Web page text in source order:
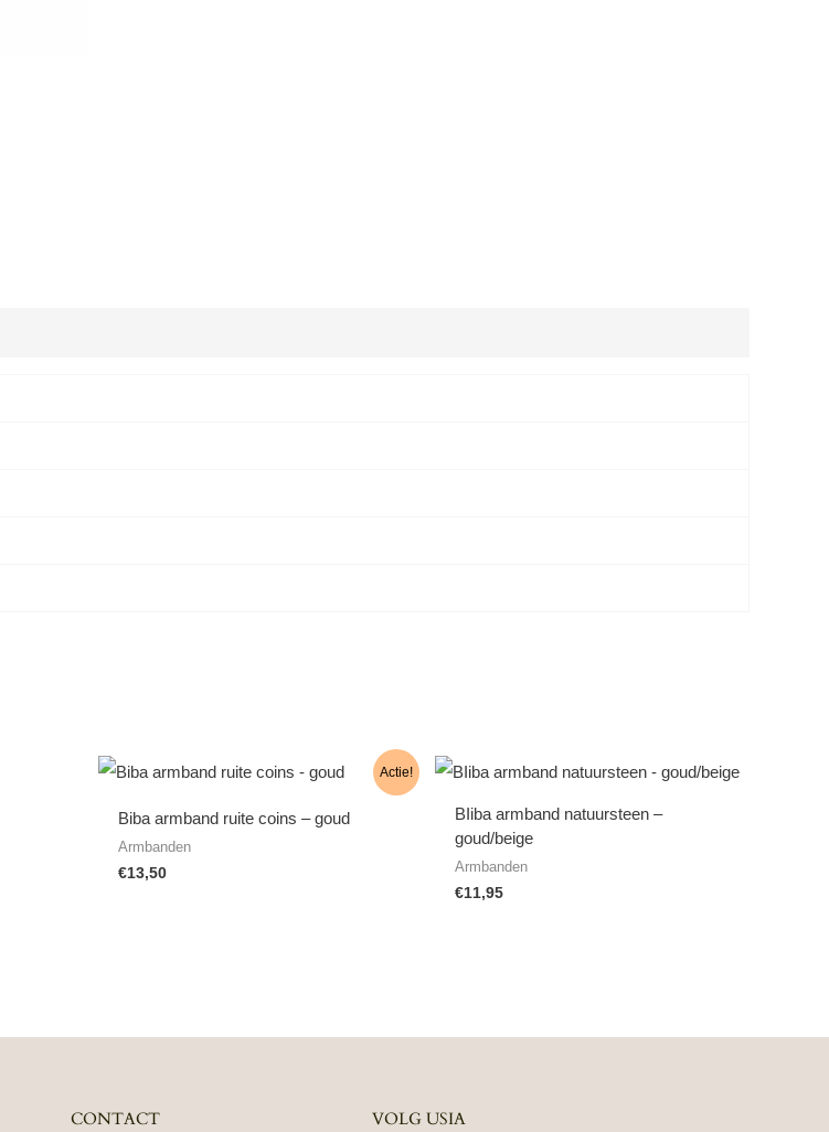
Actie!
Biba armband ruite coins – goud
Armbanden
€13,50
BIiba armband natuursteen –
goud/beige
Armbanden
€11,95
CONTACT VOLG USIA